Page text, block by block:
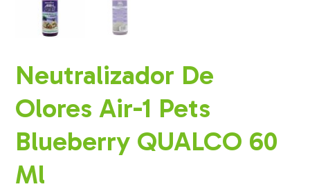
Neutralizador De
Olores Air-1 Pets
Blueberry QUALCO 60
Ml